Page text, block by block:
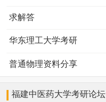
求解答
华东理工大学考研
普通物理资料分享
福建中医药大学考研论坛